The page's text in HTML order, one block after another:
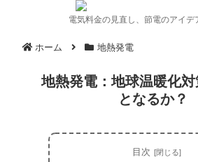
電気料金の見直し、節電のアイデ
ホーム 地熱発電
地熱発電：地球温暖化
となるか？
目次